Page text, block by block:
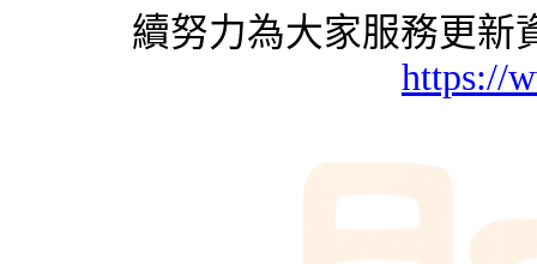
續努力為大家服務更新
https://